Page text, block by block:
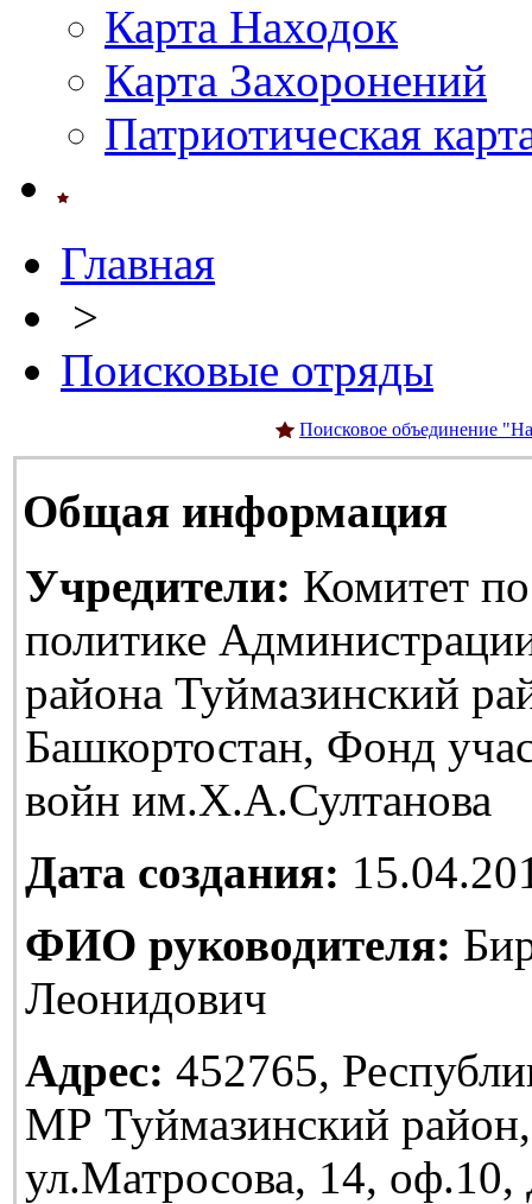
Карта Находок
Карта Захоронений
Патриотическая
Главная
>
Поисковые отряды
Поисковое объединение
Общая информация
Учредители: Комитет
политике
района Туймазинский
Башкортостан, Фонд
войн им.Х.А.Султанова
Дата создания:
ФИО руководителя:
Леонидович
Адрес: 452765,
МР Туймазинский
ул.Матросова, 14,